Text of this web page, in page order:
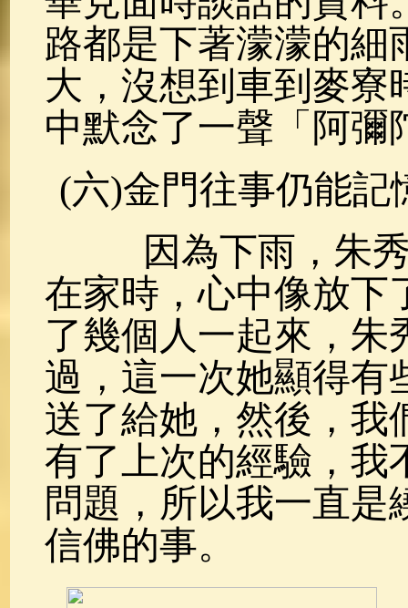
路都是下著濛濛的細
大，沒想到車到麥寮
中默念了一聲「阿彌
(六)金門往事仍能記
因為下雨，朱秀
在家時，心中像放下
了幾個人一起來，朱
過，這一次她顯得有
送了給她，然後，我
有了上次的經驗，我
問題，所以我一直是
信佛的事。